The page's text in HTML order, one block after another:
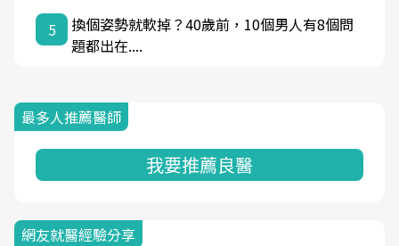
5
換個姿勢就軟掉？40歲前，10個男人有8個問
題都出在....
最多人推薦醫師
我要推薦良醫
網友就醫經驗分享